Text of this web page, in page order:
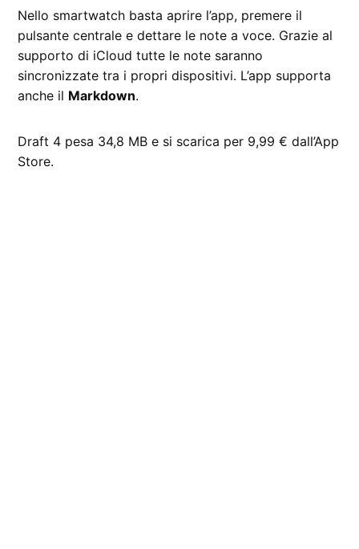
Nello smartwatch basta aprire l’app, premere il
pulsante centrale e dettare le note a voce. Grazie al
supporto di iCloud tutte le note saranno
sincronizzate tra i propri dispositivi. L’app supporta
anche il Markdown.
Draft 4 pesa 34,8 MB e si scarica per 9,99 € dall’App
Store.